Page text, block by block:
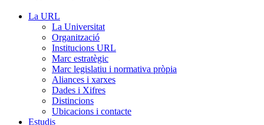
La URL
La Universitat
Organització
Institucions URL
Marc estratègic
Marc legislatiu i normativa pròpia
Aliances i xarxes
Dades i Xifres
Distincions
Ubicacions i contacte
Estudis